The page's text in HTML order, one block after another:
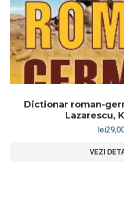
Dictionar roman-
Lazarescu,
lei
VEZI